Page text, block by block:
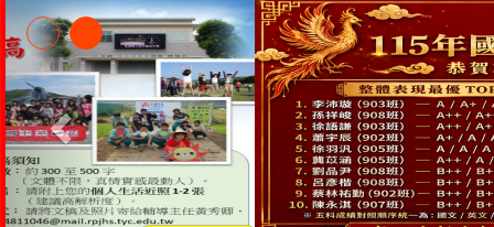
「本色祭」8/29、30在